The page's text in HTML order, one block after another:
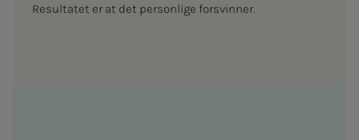
Resultatet er at det personlige forsvinner.